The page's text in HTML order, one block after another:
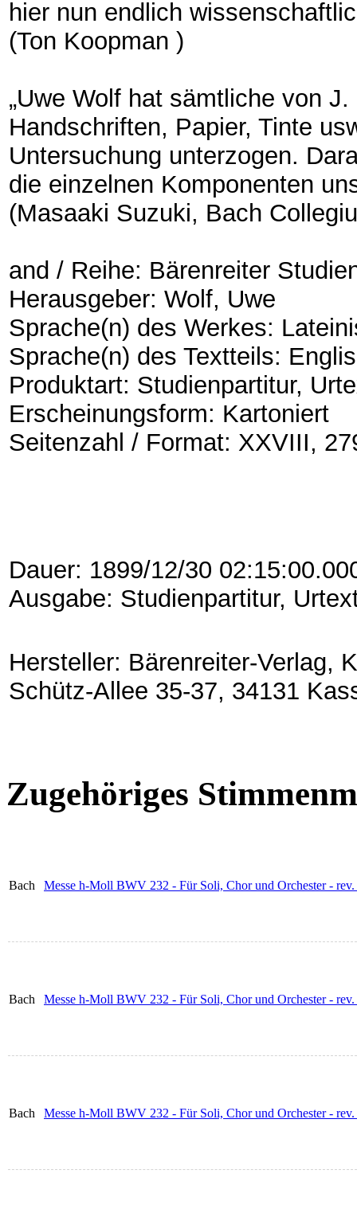
hier nun endlich
(Ton Koopman )
„Uwe Wolf hat sämtliche von
Handschriften, Papier, Tinte
Untersuchung unterzogen.
die einzelnen Komponenten
(Masaaki Suzuki, Bach
and / Reihe: Bärenreiter
Herausgeber: Wolf, Uwe
Sprache(n) des Werkes:
Sprache(n) des Textteils:
Produktart: Studienpartitur,
Erscheinungsform: Kartoniert
Seitenzahl / Format: XXVIII,
Dauer: 1899/12/30
Ausgabe: Studienpartitur,
Hersteller: Bärenreiter-Verlag,
Schütz-Allee 35-37, 34131
Zugehöriges
Bach Messe h-Moll BWV 232 - Für Soli, Chor und Orchester -
Bach Messe h-Moll BWV 232 - Für Soli, Chor und Orchester - rev.
Bach Messe h-Moll BWV 232 - Für Soli, Chor und Orchester - rev.